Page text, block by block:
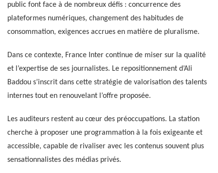
public font face à de nombreux défis : concurrence des
plateformes numériques, changement des habitudes de
consommation, exigences accrues en matière de pluralisme.
Dans ce contexte, France Inter continue de miser sur la qualité
et l’expertise de ses journalistes. Le repositionnement d’Ali
Baddou s’inscrit dans cette stratégie de valorisation des talents
internes tout en renouvelant l’offre proposée.
Les auditeurs restent au cœur des préoccupations. La station
cherche à proposer une programmation à la fois exigeante et
accessible, capable de rivaliser avec les contenus souvent plus
sensationnalistes des médias privés.